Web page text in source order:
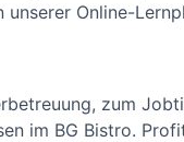
Online-
zum
im BG Bistro.